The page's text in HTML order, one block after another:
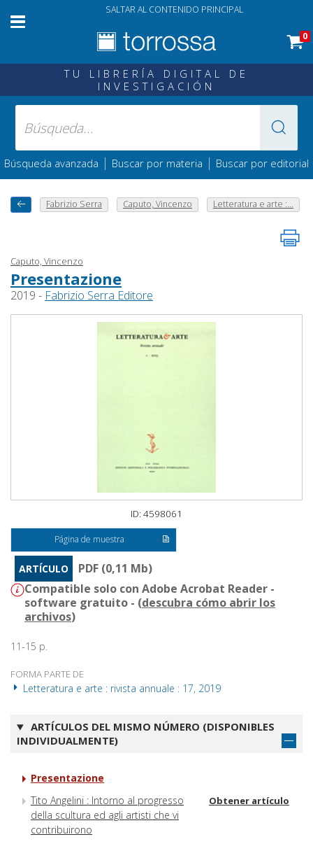
SALTAR AL CONTENIDO PRINCIPAL
0
TU LIBRERÍA DIGITAL DE
INVESTIGACIÓN
Búsqueda avanzada | Buscar por materia | Buscar por editorial
Fabrizio Serra Caputo, Vincenzo Letteratura e arte :...
Caputo, Vincenzo
Presentazione
2019 - Fabrizio Serra Editore
ID: 4598061
Página de muestra
ARTÍCULO
PDF (0,11 Mb)
Compatible solo con Adobe Acrobat Reader -
software gratuito - (descubra cómo abrir los
archivos)
11-15 p.
FORMA PARTE DE
Letteratura e arte : rivista annuale : 17, 2019
ARTÍCULOS DEL MISMO NÚMERO (DISPONIBLES
INDIVIDUALMENTE)
Presentazione
Tito Angelini : Intorno al progresso
della scultura ed agli artisti che vi
contribuirono
Obtener artículo